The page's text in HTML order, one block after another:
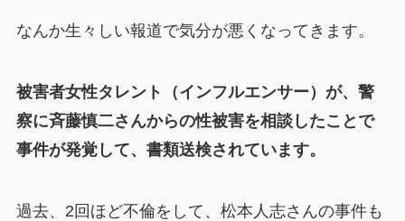
なんか生々しい報道で気分が悪くなってきます。
被害者女性タレント（インフルエンサー）が、警
察に斉藤慎二さんからの性被害を相談したことで
事件が発覚して、書類送検されています。
過去、2回ほど不倫をして、松本人志さんの事件も